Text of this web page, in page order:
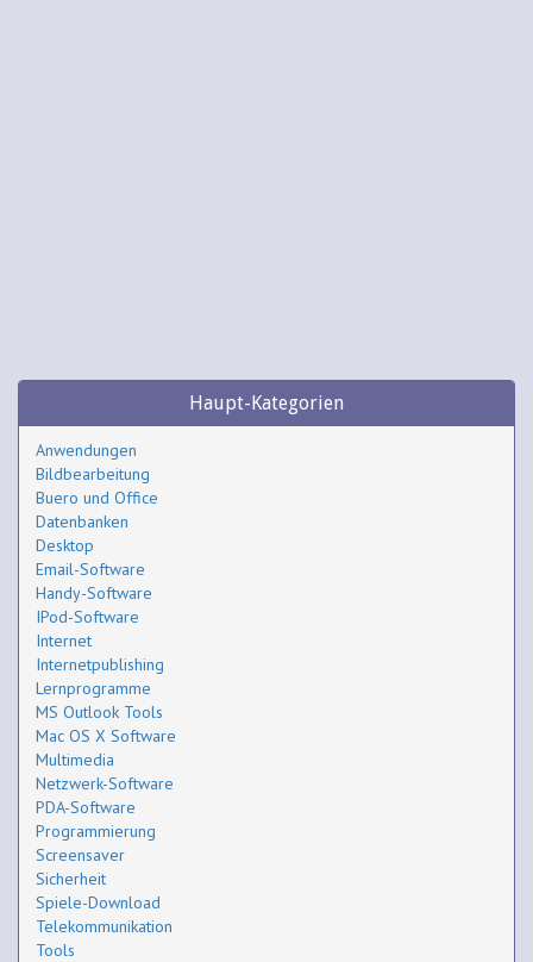
Haupt-Kategorien
Anwendungen
Bildbearbeitung
Buero und Office
Datenbanken
Desktop
Email-Software
Handy-Software
IPod-Software
Internet
Internetpublishing
Lernprogramme
MS Outlook Tools
Mac OS X Software
Multimedia
Netzwerk-Software
PDA-Software
Programmierung
Screensaver
Sicherheit
Spiele-Download
Telekommunikation
Tools